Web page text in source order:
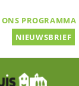
ONS PROGRAMMA
NIEUWSBRIEF